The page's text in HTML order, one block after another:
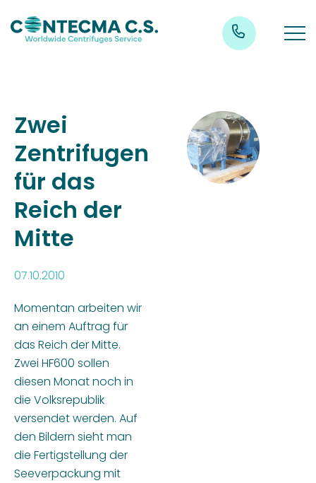
Zwei
Zentrifugen
für das
Reich der
Mitte
07.10.2010
Momentan arbeiten wir
an einem Auftrag für
das Reich der Mitte.
Zwei HF600 sollen
diesen Monat noch in
die Volksrepublik
versendet werden. Auf
den Bildern sieht man
die Fertigstellung der
Seeverpackung mit